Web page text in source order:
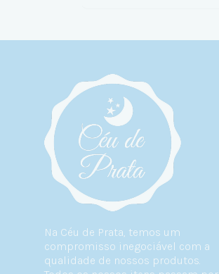
Na Céu de Prata, temos um
compromisso inegociável com a
qualidade de nossos produtos.